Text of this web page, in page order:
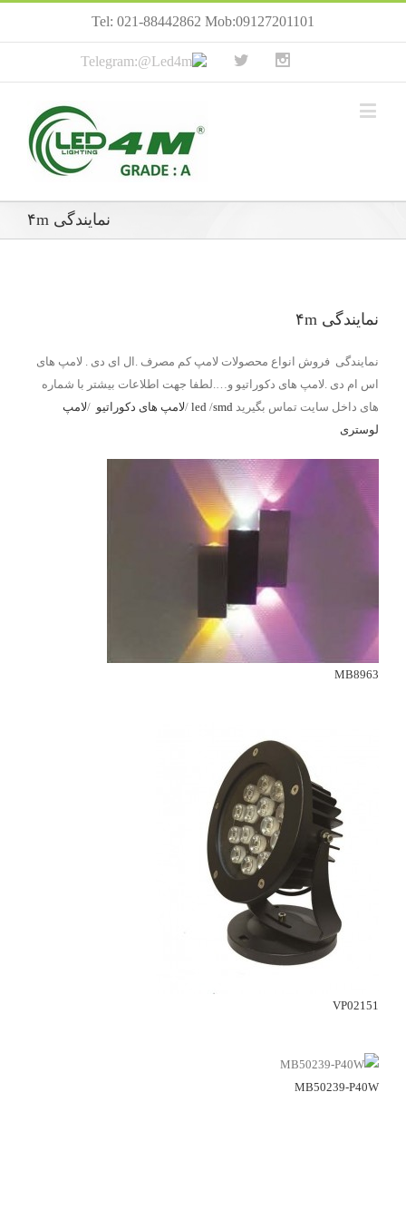
Tel: 021-88442862 Mob:09127201101
نمایندگی ۴m
نمایندگی ۴m
نمایندگی فروش انواع محصولات لامپ کم مصرف .ال ای دی . لامپ های
اس ام دی .لامپ های دکوراتیو و….لطفا جهت اطلاعات بیشتر با شماره
های داخل سایت تماس بگیرید
/smd
/لامپ های دکوراتیو /لامپ
لوستری
MB8963
VP02151
MB50239-P40W